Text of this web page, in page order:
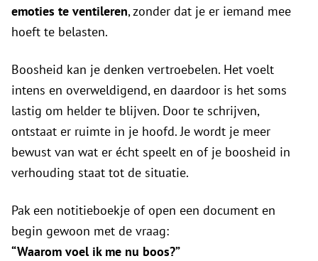
emoties te ventileren, zonder dat je er iemand mee
hoeft te belasten.
Boosheid kan je denken vertroebelen. Het voelt
intens en overweldigend, en daardoor is het soms
lastig om helder te blijven. Door te schrijven,
ontstaat er ruimte in je hoofd. Je wordt je meer
bewust van wat er écht speelt en of je boosheid in
verhouding staat tot de situatie.
Pak een notitieboekje of open een document en
begin gewoon met de vraag:
“Waarom voel ik me nu boos?”